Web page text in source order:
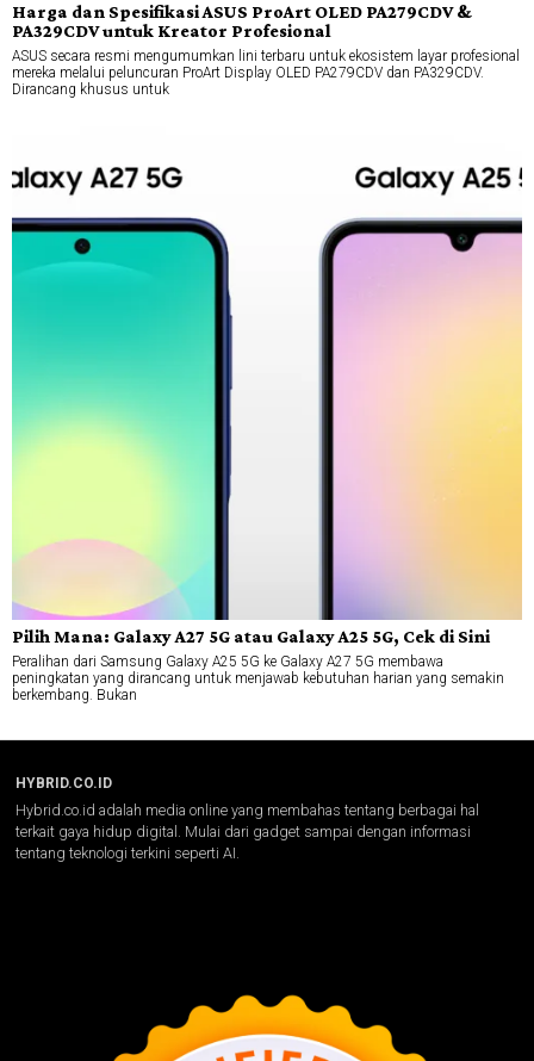
Harga dan Spesifikasi ASUS ProArt OLED PA279CDV &
PA329CDV untuk Kreator Profesional
ASUS secara resmi mengumumkan lini terbaru untuk ekosistem layar profesional
mereka melalui peluncuran ProArt Display OLED PA279CDV dan PA329CDV.
Dirancang khusus untuk
Pilih Mana: Galaxy A27 5G atau Galaxy A25 5G, Cek di Sini
Peralihan dari Samsung Galaxy A25 5G ke Galaxy A27 5G membawa
peningkatan yang dirancang untuk menjawab kebutuhan harian yang semakin
berkembang. Bukan
HYBRID.CO.ID
Hybrid.co.id adalah media online yang membahas tentang berbagai hal
terkait gaya hidup digital. Mulai dari gadget sampai dengan informasi
tentang teknologi terkini seperti AI.